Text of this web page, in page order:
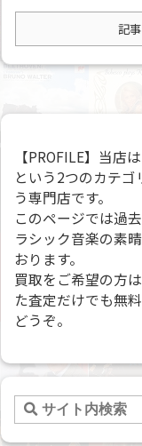
記
【PROFILE】当店
という2つのカテ
う専門店です。
このページでは過
ラシック音楽の素
おります。
買取をご希望の方
た査定だけでも無
どうぞ。